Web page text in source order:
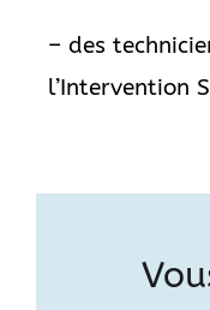
– des
l’Intervention